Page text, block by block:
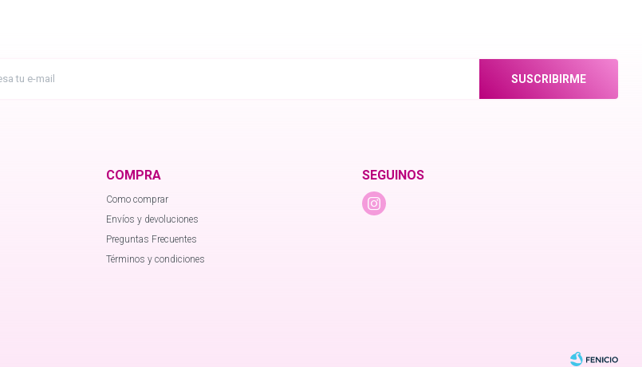
SUSCRIBIRME
COMPRA
Como comprar
Envíos y devoluciones
Preguntas Frecuentes
Términos y condiciones
SEGUINOS
